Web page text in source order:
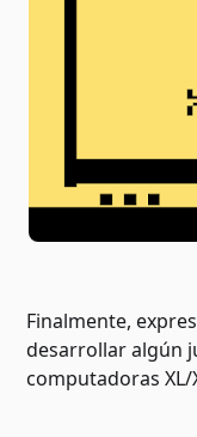
Finalmente,
desarrollar algún
computadoras XL/